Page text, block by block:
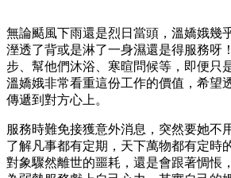
無論颳風下雨還是烈日當頭，溫嬌娥幾
溼透了背或是淋了一身濕還是得服務呀
步、幫他們沐浴、寒暄問候等，即便只
溫嬌娥非常看重這份工作的價值，希望
傳遞到對方心上。
服務時難免接獲意外消息，突然要她不
了解凡事都有定期，天下萬物都有定時
對象驟然離世的噩耗，還是會跟著惆悵